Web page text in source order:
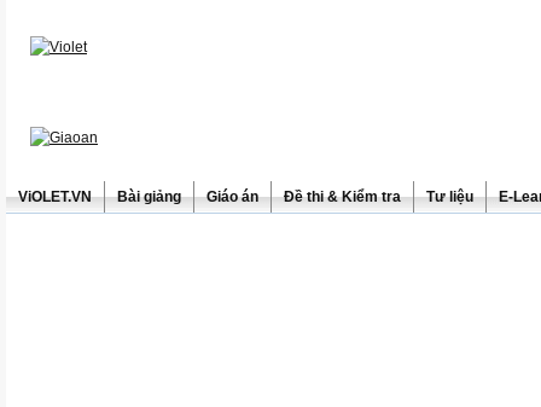
ViOLET.VN Bài giảng Giáo án Đề thi & Kiểm tra Tư liệu E-